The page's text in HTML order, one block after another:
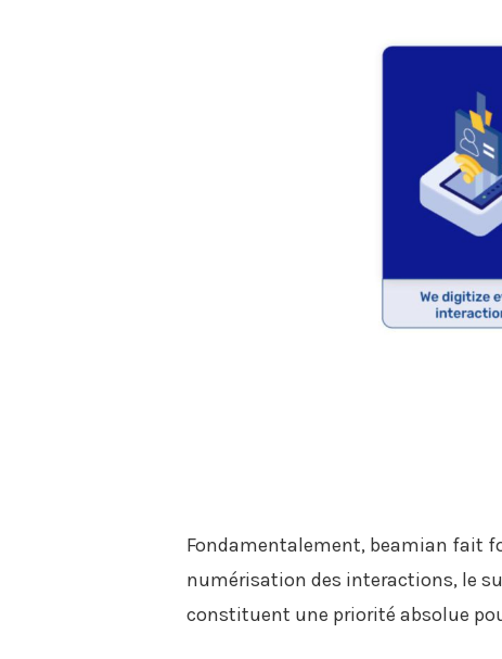
Fondamentalement, beamian fait
numérisation des interactions, le
constituent une priorité absolue